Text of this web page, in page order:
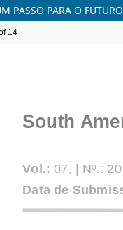
PASSO PARA O FUTURO